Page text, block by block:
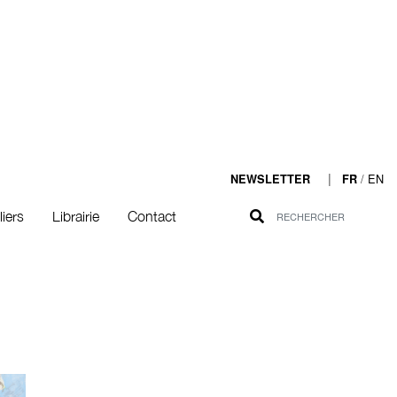
NEWSLETTER | FR / EN
Librairie Contact